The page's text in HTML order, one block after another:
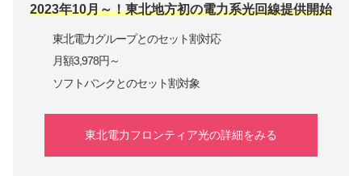
2023年10月～！東北地方初の電力系光回線提供開始
東北電力グループとのセット割対応
月額3,978円～
ソフトバンクとのセット割対象
東北電力フロンティア光の詳細をみる